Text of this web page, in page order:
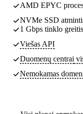
AMD EPYC
NVMe SSD
1 Gbps tinklo greitis
Viešas API
Duomenų centrai
Nemokamas